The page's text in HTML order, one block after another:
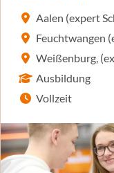
Aalen (expert
Feuchtwangen
Weißenburg,
Ausbildung
Vollzeit